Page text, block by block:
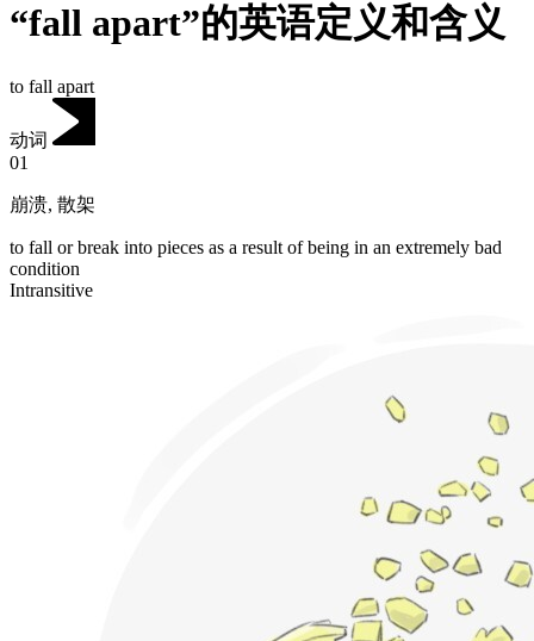
“fall apart”的英语定义和含义
to fall apart
动词
01
崩溃, 散架
to fall or break into pieces as a result of being in an extremely bad
condition
Intransitive